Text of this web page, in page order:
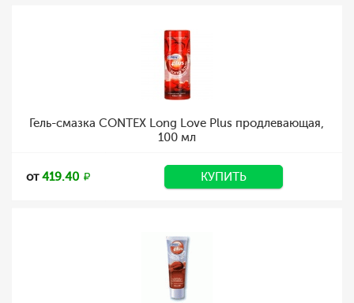
Гель-смазка CONTEX Long Love Plus продлевающая,
100 мл
от419.40 КУПИТЬ